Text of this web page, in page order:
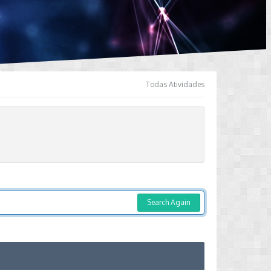
Todas Atividades
Search Again